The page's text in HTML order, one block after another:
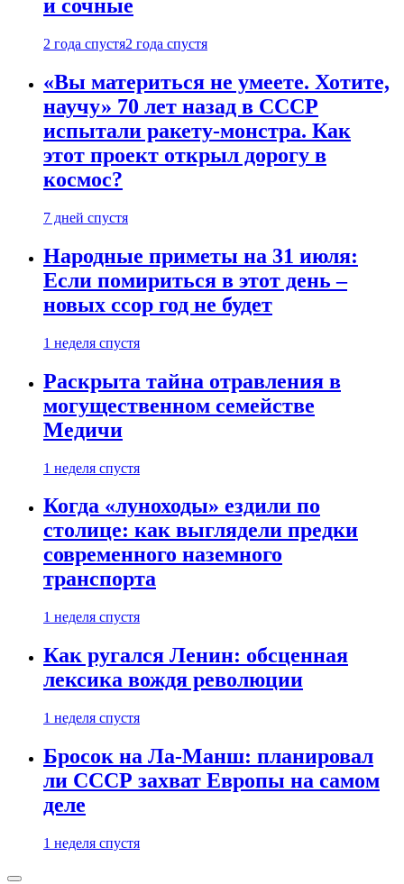
и сочные
2 года спустя2 года спустя
«Вы материться не умеете. Хотите,
научу» 70 лет назад в СССР
испытали ракету-монстра. Как
этот проект открыл дорогу в
космос?
7 дней спустя
Народные приметы на 31 июля:
Если помириться в этот день –
новых ссор год не будет
1 неделя спустя
Раскрыта тайна отравления в
могущественном семействе
Медичи
1 неделя спустя
Когда «луноходы» ездили по
столице: как выглядели предки
современного наземного
транспорта
1 неделя спустя
Как ругался Ленин: обсценная
лексика вождя революции
1 неделя спустя
Бросок на Ла-Манш: планировал
ли СССР захват Европы на самом
деле
1 неделя спустя